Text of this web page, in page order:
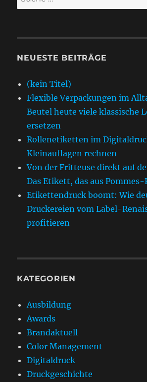
nach:
NEUESTE BEITRÄGE
(kein Titel)
Flexible Verpackungen im
Beutel heute viele klassische
ersetzen
Rollenetiketten im
Kleinauflagen rechnen
Von der Fritteuse direkt auf
Das Etikett, das aus
Etikettendruck boomt: Wie
Druckereien vom Label-
profitieren
KATEGORIEN
Ausbildung
Awards
Brandaktuell
Color Management
Digitaldruck
Druckgeschichte